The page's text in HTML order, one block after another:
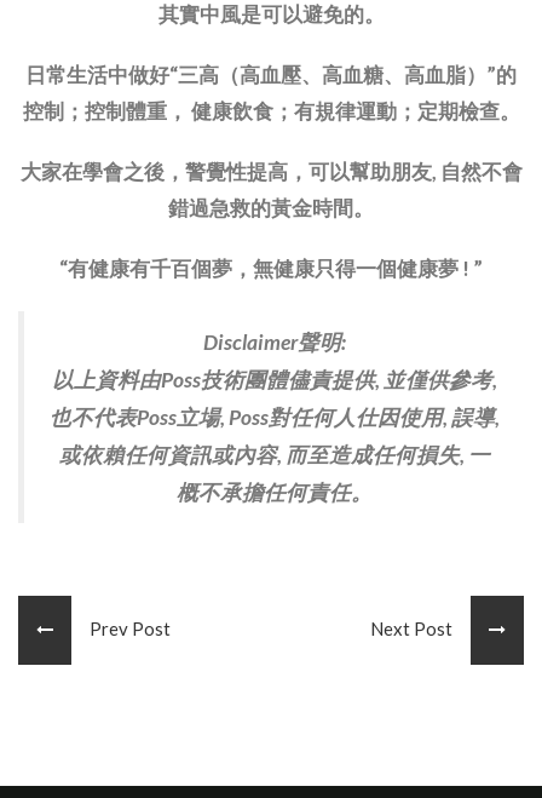
其實中風是可以避免的。
日常生活中做好“三高（高血壓、高血糖、高血脂）”的
控制；控制體重， 健康飲食；有規律運動；定期檢查。
大家在學會之後，警覺性提高，可以幫助朋友, 自然不會
錯過急救的黃金時間。
“有健康有千百個夢，無健康只得一個健康夢 ! ”
Disclaimer聲明:
以上資料由Poss技術團體儘責提供, 並僅供參考,
也不代表Poss立場, Poss對任何人仕因使用, 誤導,
或依賴任何資訊或內容, 而至造成任何損失, 一
概不承擔任何責任。
Prev Post Next Post